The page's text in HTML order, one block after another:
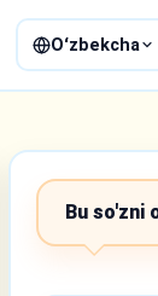
Oʻzbekcha
Bu so'zni